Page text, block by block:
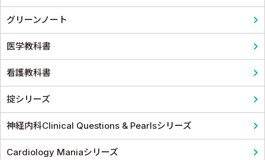
グリーンノート
医学教科書
看護教科書
掟シリーズ
神経内科Clinical Questions & Pearlsシリーズ
Cardiology Maniaシリーズ